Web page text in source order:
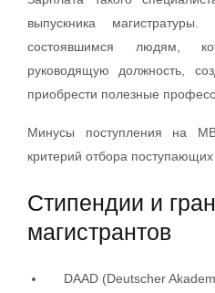
выпускника
состоявшимся людям,
руководящую должность,
приобрести полезные
Минусы поступления на
критерий отбора поступающих
Стипендии и
магистрантов
DAAD (Deutscher